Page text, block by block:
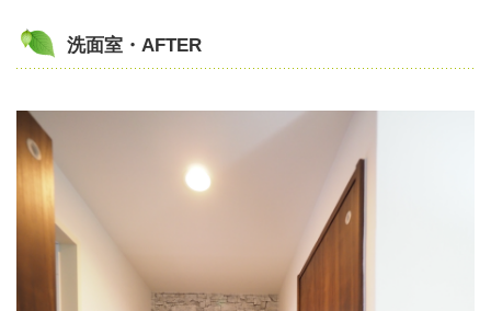
洗面室・AFTER